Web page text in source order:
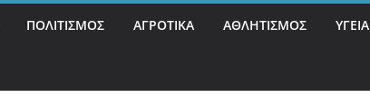
ΠΟΛΙΤΙΣΜΟΣ ΑΓΡΟΤΙΚΑ ΑΘΛΗΤΙΣΜΟΣ ΥΓΕΙΑ